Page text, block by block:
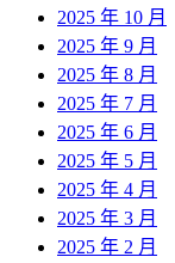
2025 年 10 月
2025 年 9 月
2025 年 8 月
2025 年 7 月
2025 年 6 月
2025 年 5 月
2025 年 4 月
2025 年 3 月
2025 年 2 月